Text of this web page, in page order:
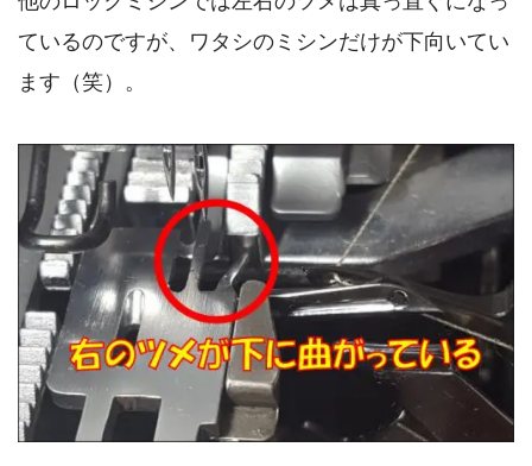
ているのですが、ワタシのミシンだけが下向いてい
ます（笑）。